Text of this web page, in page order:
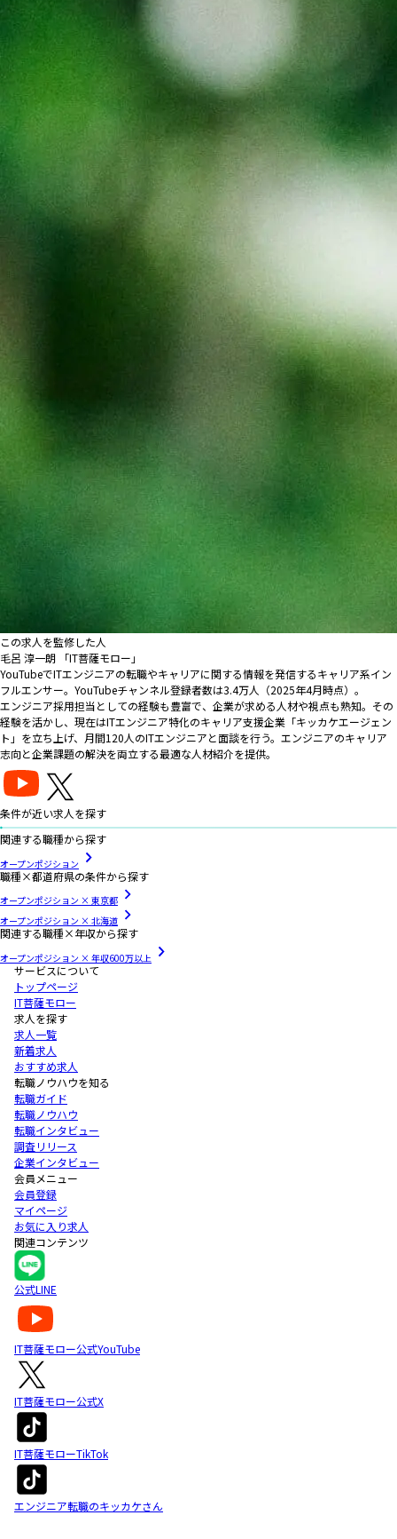
この求人を監修した人
毛呂 淳一朗 「IT菩薩モロー」
YouTubeでITエンジニアの転職やキャリアに関する情報を発信するキャリア系イン
フルエンサー。YouTubeチャンネル登録者数は3.4万人（2025年4月時点）。
エンジニア採用担当としての経験も豊富で、企業が求める人材や視点も熟知。その
経験を活かし、現在はITエンジニア特化のキャリア支援企業「キッカケエージェン
ト」を立ち上げ、月間120人のITエンジニアと面談を行う。エンジニアのキャリア
志向と企業課題の解決を両立する最適な人材紹介を提供。
条件が近い求人を探す
関連する職種から探す
オープンポジション
職種×都道府県の条件から探す
オープンポジション × 東京都
オープンポジション × 北海道
関連する職種×年収から探す
オープンポジション × 年収600万以上
サービスについて
トップページ
IT菩薩モロー
求人を探す
求人一覧
新着求人
おすすめ求人
転職ノウハウを知る
転職ガイド
転職ノウハウ
転職インタビュー
調査リリース
企業インタビュー
会員メニュー
会員登録
マイページ
お気に入り求人
関連コンテンツ
公式LINE
IT菩薩モロー公式YouTube
IT菩薩モロー公式X
IT菩薩モローTikTok
エンジニア転職のキッカケさん